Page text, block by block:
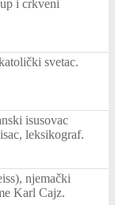
i crkveni
svetac.
isusovac
leksikograf.
njemački
Karl Cajz.